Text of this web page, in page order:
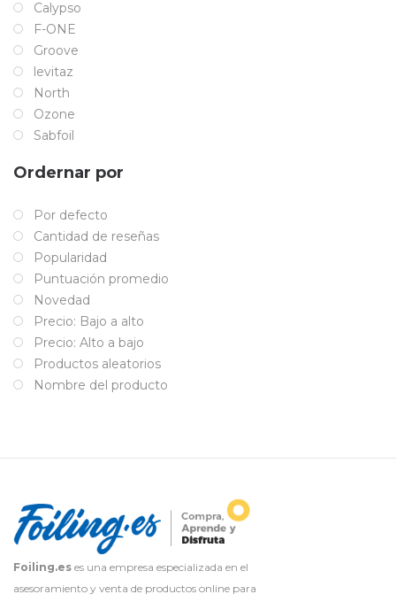
Calypso
F-ONE
Groove
levitaz
North
Ozone
Sabfoil
Ordernar por
Por defecto
Cantidad de reseñas
Popularidad
Puntuación promedio
Novedad
Precio: Bajo a alto
Precio: Alto a bajo
Productos aleatorios
Nombre del producto
Foiling.es es una empresa especializada en el
asesoramiento y venta de productos online para